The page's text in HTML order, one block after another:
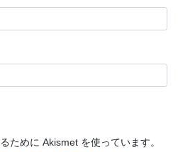
ために Akismet を使っています。